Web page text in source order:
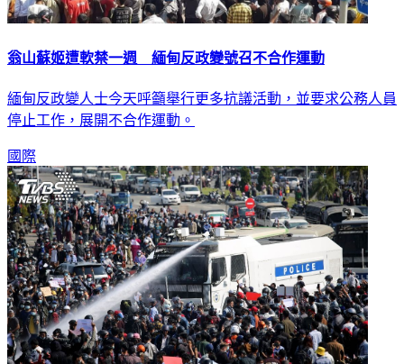
翁山蘇姬遭軟禁一週 緬甸反政變號召不合作運動
緬甸反政變人士今天呼籲舉行更多抗議活動，並要求公務人員
停止工作，展開不合作運動。
國際